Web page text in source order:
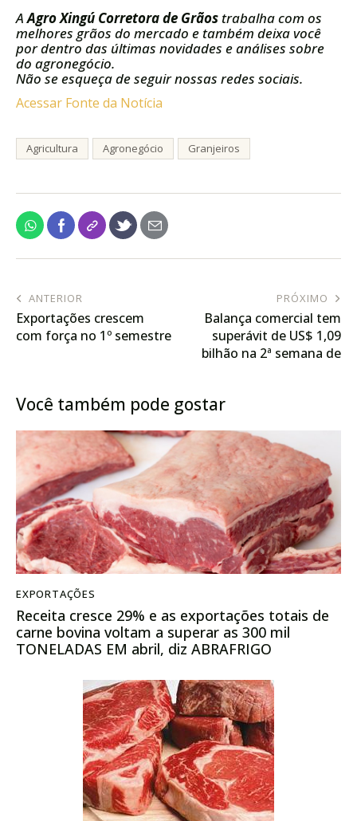
AAgro Xingú Corretora de Grãos trabalha com os
melhores grãos do mercado e também deixa você
por dentro das últimas novidades e análises sobre
do agronegócio.
Não se esqueça de seguir nossas redes sociais.
Acessar Fonte da Notícia
Agricultura Agronegócio Granjeiros
ANTERIOR
Exportações crescem
com força no 1º semestre
PRÓXIMO
Balança comercial tem
superávit de US$ 1,09
bilhão na 2ª semana de
Você também pode gostar
EXPORTAÇÕES
Receita cresce 29% e as exportações totais de
carne bovina voltam a superar as 300 mil
TONELADAS EM abril, diz ABRAFRIGO